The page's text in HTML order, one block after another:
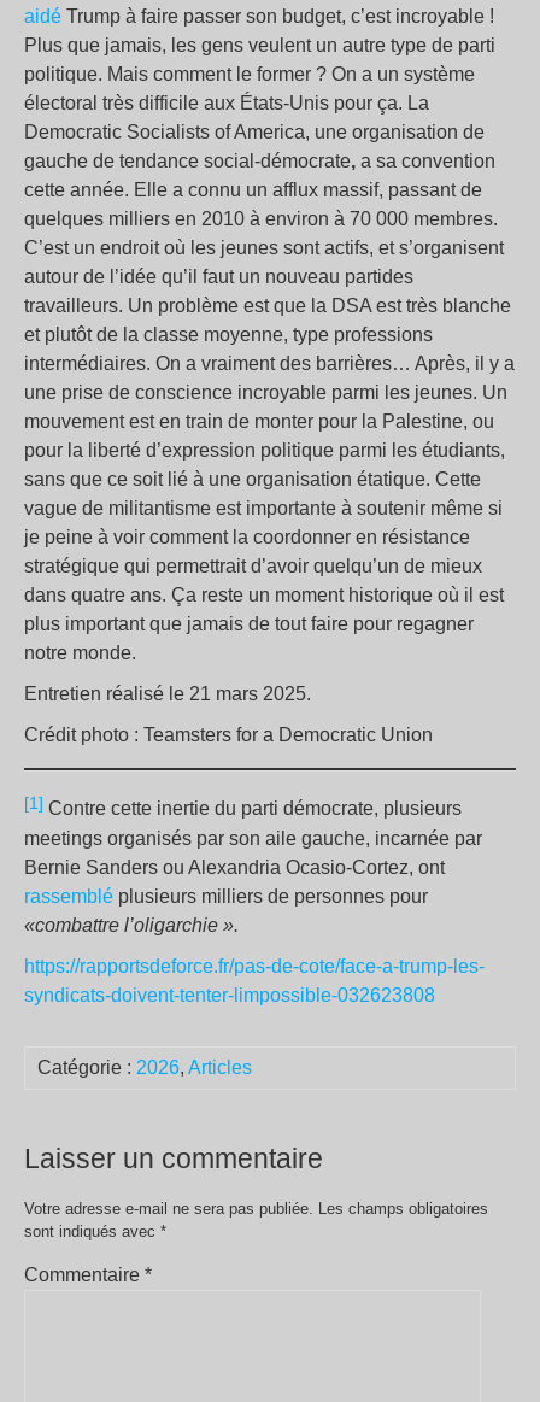
aidé Trump à faire passer son budget, c’est incroyable !
Plus que jamais, les gens veulent un autre type de parti
politique. Mais comment le former ? On a un système
électoral très difficile aux États-Unis pour ça. La
Democratic Socialists of America, une organisation de
gauche de tendance social-démocrate, a sa convention
cette année. Elle a connu un afflux massif, passant de
quelques milliers en 2010 à environ à 70 000 membres.
C’est un endroit où les jeunes sont actifs, et s’organisent
autour de l’idée qu’il faut un nouveau partides
travailleurs. Un problème est que la DSA est très blanche
et plutôt de la classe moyenne, type professions
intermédiaires. On a vraiment des barrières… Après, il y a
une prise de conscience incroyable parmi les jeunes. Un
mouvement est en train de monter pour la Palestine, ou
pour la liberté d’expression politique parmi les étudiants,
sans que ce soit lié à une organisation étatique. Cette
vague de militantisme est importante à soutenir même si
je peine à voir comment la coordonner en résistance
stratégique qui permettrait d’avoir quelqu’un de mieux
dans quatre ans. Ça reste un moment historique où il est
plus important que jamais de tout faire pour regagner
notre monde.
Entretien réalisé le 21 mars 2025.
Crédit photo : Teamsters for a Democratic Union
[1] Contre cette inertie du parti démocrate, plusieurs
meetings organisés par son aile gauche, incarnée par
Bernie Sanders ou Alexandria Ocasio-Cortez, ont
rassemblé plusieurs milliers de personnes pour
«combattre l’oligarchie ».
https://rapportsdeforce.fr/pas-de-cote/face-a-trump-les-
syndicats-doivent-tenter-limpossible-032623808
Catégorie : 2026, Articles
Laisser un commentaire
Votre adresse e-mail ne sera pas publiée.
Les champs obligatoires
sont indiqués avec *
Commentaire *